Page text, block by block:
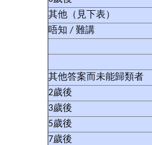
其他（見下表）
唔知 / 難講
其他答案而未能歸類者
2歲後
3歲後
5歲後
7歲後